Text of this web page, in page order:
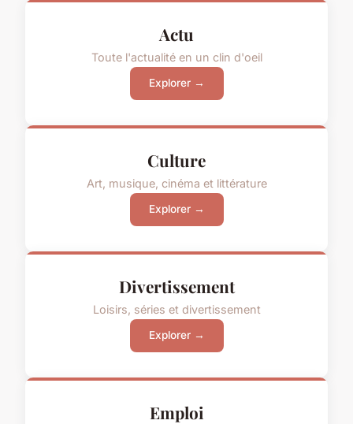
Actu
Toute l'actualité en un clin d'oeil
Explorer →
Culture
Art, musique, cinéma et littérature
Explorer →
Divertissement
Loisirs, séries et divertissement
Explorer →
Emploi